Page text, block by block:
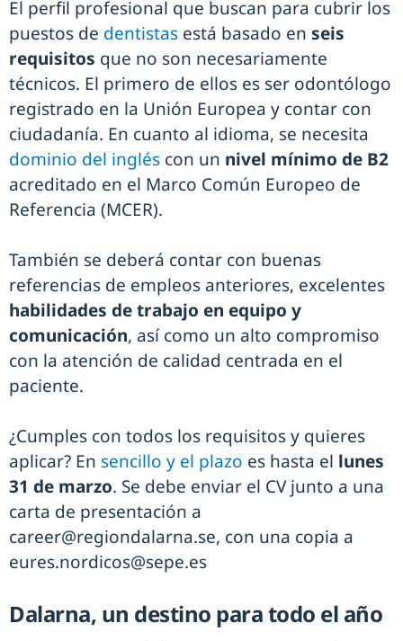
El perfil profesional que buscan para cubrir los
puestos de dentistas está basado en seis
requisitos que no son necesariamente
técnicos. El primero de ellos es ser odontólogo
registrado en la Unión Europea y contar con
ciudadanía. En cuanto al idioma, se necesita
dominio del inglés con un nivel mínimo de B2
acreditado en el Marco Común Europeo de
Referencia (MCER).
También se deberá contar con buenas
referencias de empleos anteriores, excelentes
habilidades de trabajo en equipo y
comunicación, así como un alto compromiso
con la atención de calidad centrada en el
paciente.
¿Cumples con todos los requisitos y quieres
aplicar? En sencillo y el plazo es hasta el lunes
31 de marzo. Se debe enviar el CV junto a una
carta de presentación a
career@regiondalarna.se, con una copia a
eures.nordicos@sepe.es
Dalarna, un destino para todo el año